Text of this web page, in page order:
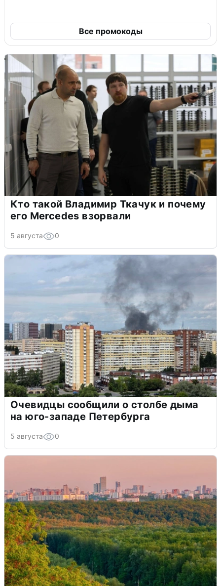
Все промокоды
Кто такой Владимир Ткачук и почему
его Mercedes взорвали
5 августа 0
Очевидцы сообщили о столбе дыма
на юго-западе Петербурга
5 августа 0